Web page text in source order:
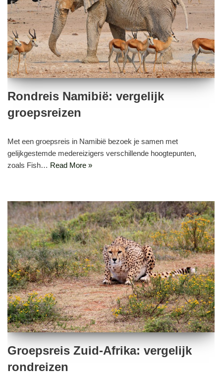
Rondreis Namibië: vergelijk
groepsreizen
Met een groepsreis in Namibië bezoek je samen met
gelijkgestemde medereizigers verschillende hoogtepunten,
zoals Fish… Read More »
Groepsreis Zuid-Afrika: vergelijk
rondreizen